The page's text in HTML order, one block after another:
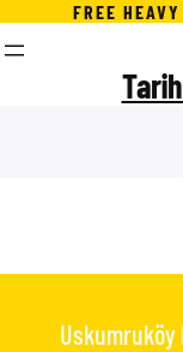
geç
FREE
Uskumruköy